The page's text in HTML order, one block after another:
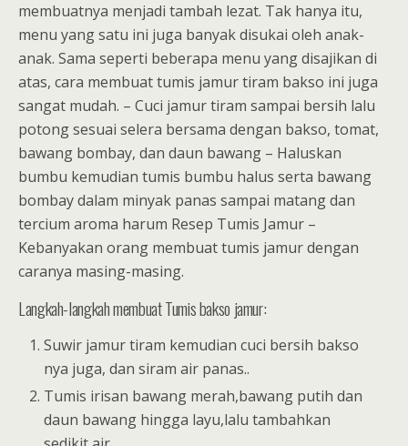
membuatnya menjadi tambah lezat. Tak hanya itu,
menu yang satu ini juga banyak disukai oleh anak-
anak. Sama seperti beberapa menu yang disajikan di
atas, cara membuat tumis jamur tiram bakso ini juga
sangat mudah. – Cuci jamur tiram sampai bersih lalu
potong sesuai selera bersama dengan bakso, tomat,
bawang bombay, dan daun bawang – Haluskan
bumbu kemudian tumis bumbu halus serta bawang
bombay dalam minyak panas sampai matang dan
tercium aroma harum Resep Tumis Jamur –
Kebanyakan orang membuat tumis jamur dengan
caranya masing-masing.
Langkah-langkah membuat Tumis bakso jamur:
Suwir jamur tiram kemudian cuci bersih bakso
nya juga, dan siram air panas..
Tumis irisan bawang merah,bawang putih dan
daun bawang hingga layu,lalu tambahkan